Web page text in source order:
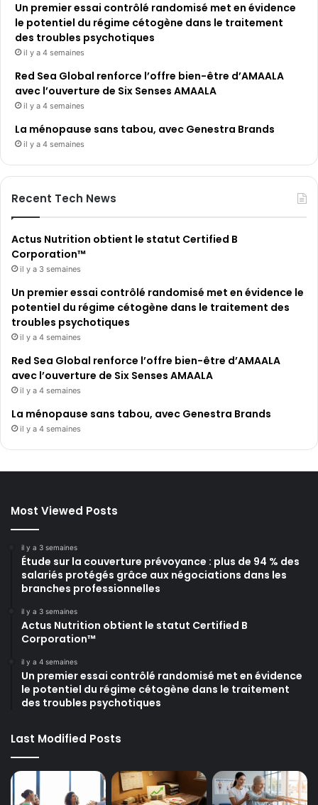
Un premier essai contrôlé randomisé met en évidence
le potentiel du régime cétogène dans le traitement
des troubles psychotiques
il y a 4 semaines
Red Sea Global renforce l’offre bien-être d’AMAALA
avec l’ouverture de Six Senses AMAALA
il y a 4 semaines
La ménopause sans tabou, avec Genestra Brands
il y a 4 semaines
Recent Tech News
Actus Nutrition obtient le statut Certified B
Corporation™
il y a 3 semaines
Un premier essai contrôlé randomisé met en évidence le
potentiel du régime cétogène dans le traitement des
troubles psychotiques
il y a 4 semaines
Red Sea Global renforce l’offre bien-être d’AMAALA
avec l’ouverture de Six Senses AMAALA
il y a 4 semaines
La ménopause sans tabou, avec Genestra Brands
il y a 4 semaines
Most Viewed Posts
il y a 3 semaines
Étude sur la couverture prévoyance : plus de 94 % des
salariés protégés grâce aux négociations dans les
branches professionnelles
il y a 3 semaines
Actus Nutrition obtient le statut Certified B
Corporation™
il y a 4 semaines
Un premier essai contrôlé randomisé met en évidence
le potentiel du régime cétogène dans le traitement
des troubles psychotiques
Last Modified Posts